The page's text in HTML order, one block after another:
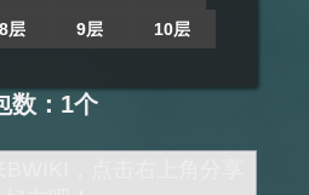
8层 9层
10层
数：1个